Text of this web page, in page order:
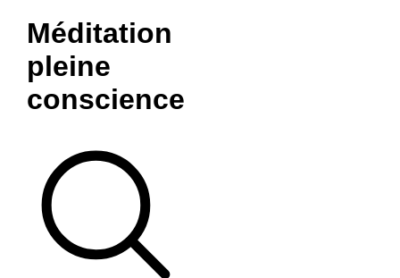
Méditation
pleine
conscience